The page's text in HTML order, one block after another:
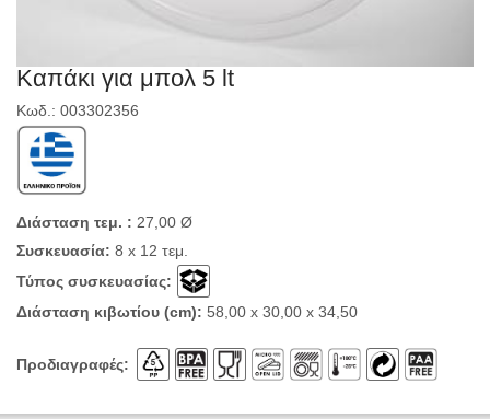
Καπάκι για μπολ 5 lt
Κωδ.: 003302356
Διάσταση τεμ. : 27,00 Ø
Συσκευασία: 8 x 12 τεμ.
Τύπος συσκευασίας:
Διάσταση κιβωτίου (cm): 58,00 x 30,00 x 34,50
Προδιαγραφές: